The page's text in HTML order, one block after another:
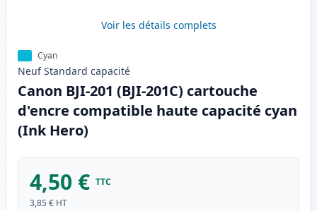
Voir les détails complets
Cyan
Neuf Standard capacité
Canon BJI-201 (BJI-201C) cartouche
d'encre compatible haute capacité cyan
(Ink Hero)
4,50 € TTC
3,85 € HT